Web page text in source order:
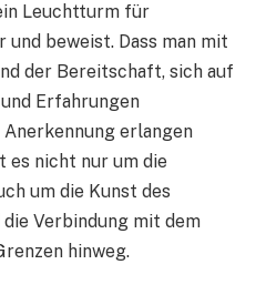
Leuchtturm für
beweist. Dass man mit
der Bereitschaft, sich auf
Erfahrungen
erlangen
es nicht nur um die
um die Kunst des
Verbindung mit dem
hinweg.